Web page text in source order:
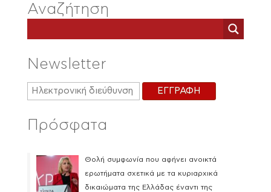
Αναζήτηση
Newsletter
Πρόσφατα
Θολή συμφωνία που αφήνει ανοικτά
ερωτήματα σχετικά με τα κυριαρχικά
δικαιώματα της Ελλάδας έναντι της